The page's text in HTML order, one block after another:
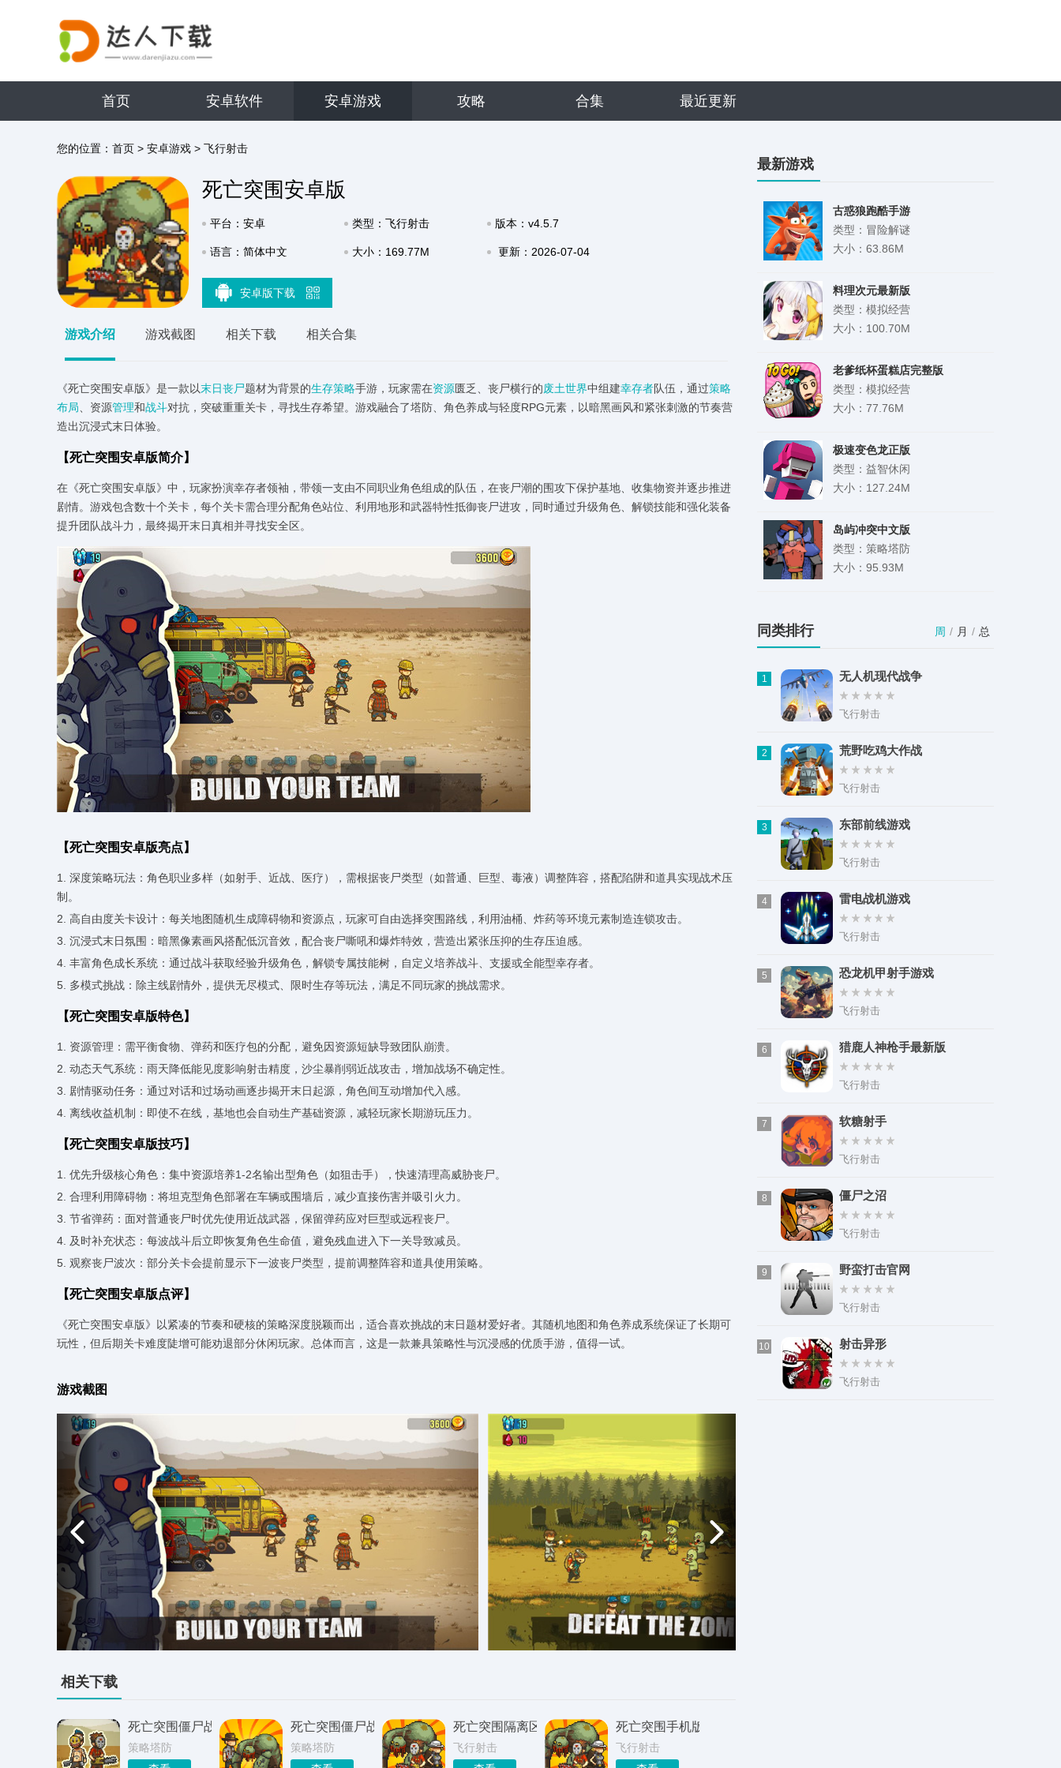
首页 安卓软件 安卓游戏 攻略 合集 最近更新
您的位置： 首页 > 安卓游戏 > 飞行射击
死亡突围安卓版
平台：安卓 类型：飞行射击 版本：v4.5.7
语言：简体中文 大小：169.77M 更新：2026-07-04
安卓版下载
游戏介绍 游戏截图 相关下载 相关合集
《死亡突围安卓版》是一款以末日丧尸题材为背景的生存策略手游，玩家需在资源匮乏、丧尸横行的废土世界中组建幸存者队伍，通过策略
布局 、资源管理和战斗对抗，突破重重关卡，寻找生存希望。游戏融合了塔防、角色养成与轻度RPG元素，以暗黑画风和紧张刺激的节奏营
造出沉浸式末日体验。
【死亡突围安卓版简介】
在《死亡突围安卓版》中，玩家扮演幸存者领袖，带领一支由不同职业角色组成的队伍，在丧尸潮的围攻下保护基地、收集物资并逐步推进
剧情。游戏包含数十个关卡，每个关卡需合理分配角色站位、利用地形和武器特性抵御丧尸进攻，同时通过升级角色、解锁技能和强化装备
提升团队战斗力，最终揭开末日真相并寻找安全区。
【死亡突围安卓版亮点】
1. 深度策略玩法：角色职业多样（如射手、近战、医疗），需根据丧尸类型（如普通、巨型、毒液）调整阵容，搭配陷阱和道具实现战术压
制。
2. 高自由度关卡设计：每关地图随机生成障碍物和资源点，玩家可自由选择突围路线，利用油桶、炸药等环境元素制造连锁攻击。
3. 沉浸式末日氛围：暗黑像素画风搭配低沉音效，配合丧尸嘶吼和爆炸特效，营造出紧张压抑的生存压迫感。
4. 丰富角色成长系统：通过战斗获取经验升级角色，解锁专属技能树，自定义培养战斗、支援或全能型幸存者。
5. 多模式挑战：除主线剧情外，提供无尽模式、限时生存等玩法，满足不同玩家的挑战需求。
【死亡突围安卓版特色】
1. 资源管理：需平衡食物、弹药和医疗包的分配，避免因资源短缺导致团队崩溃。
2. 动态天气系统：雨天降低能见度影响射击精度，沙尘暴削弱近战攻击，增加战场不确定性。
3. 剧情驱动任务：通过对话和过场动画逐步揭开末日起源，角色间互动增加代入感。
4. 离线收益机制：即使不在线，基地也会自动生产基础资源，减轻玩家长期游玩压力。
【死亡突围安卓版技巧】
1. 优先升级核心角色：集中资源培养1-2名输出型角色（如狙击手），快速清理高威胁丧尸。
2. 合理利用障碍物：将坦克型角色部署在车辆或围墙后，减少直接伤害并吸引火力。
3. 节省弹药：面对普通丧尸时优先使用近战武器，保留弹药应对巨型或远程丧尸。
4. 及时补充状态：每波战斗后立即恢复角色生命值，避免残血进入下一关导致减员。
5. 观察丧尸波次：部分关卡会提前显示下一波丧尸类型，提前调整阵容和道具使用策略。
【死亡突围安卓版点评】
《死亡突围安卓版》以紧凑的节奏和硬核的策略深度脱颖而出，适合喜欢挑战的末日题材爱好者。其随机地图和角色养成系统保证了长期可
玩性，但后期关卡难度陡增可能劝退部分休闲玩家。总体而言，这是一款兼具策略性与沉浸感的优质手游，值得一试。
游戏截图
相关下载
死亡突围僵尸战争安卓版
策略塔防
死亡突围僵尸战争官方版
策略塔防
死亡突围隔离区版
飞行射击
死亡突围手机版
飞行射击
最新游戏
古惑狼跑酷手游
类型：冒险解谜
大小：63.86M
料理次元最新版
类型：模拟经营
大小：100.70M
老爹纸杯蛋糕店完整版
类型：模拟经营
大小：77.76M
极速变色龙正版
类型：益智休闲
大小：127.24M
岛屿冲突中文版
类型：策略塔防
大小：95.93M
有号卖app
类型：购物时尚
周 / 月 / 总
同类排行
1 无人机现代战争
飞行射击
2 荒野吃鸡大作战
飞行射击
3 东部前线游戏
飞行射击
4 雷电战机游戏
飞行射击
5 恐龙机甲射手游戏
飞行射击
6 猎鹿人神枪手最新版
飞行射击
7 软糖射手
飞行射击
8 僵尸之沼
飞行射击
9 野蛮打击官网
飞行射击
10 射击异形
飞行射击